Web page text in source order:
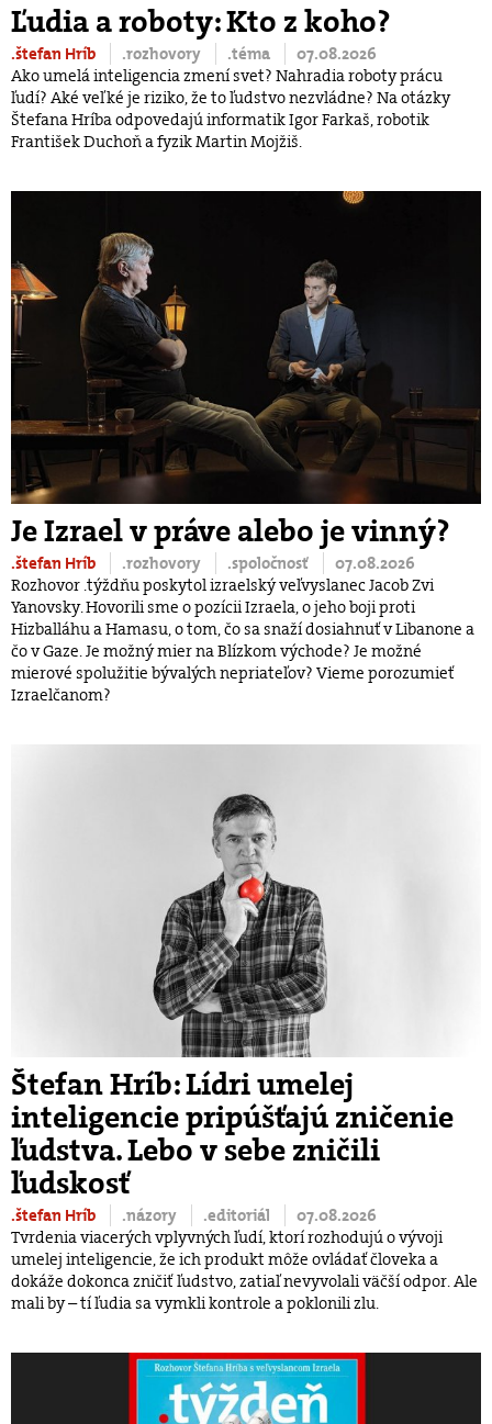
Ľudia a roboty: Kto z koho?
.štefan Hríb .rozhovory .téma
07.08.2026
Ako umelá inteligencia zmení svet? Nahradia roboty prácu
ľudí? Aké veľké je riziko, že to ľudstvo nezvládne? Na otázky
Štefana Hríba odpovedajú informatik Igor Farkaš, robotik
František Duchoň a fyzik Martin Mojžiš.
Je Izrael v práve alebo je vinný?
.štefan Hríb .rozhovory .spoločnosť
07.08.2026
Rozhovor .týždňu poskytol izraelský veľvyslanec Jacob Zvi
Yanovsky. Hovorili sme o pozícii Izraela, o jeho boji proti
Hizballáhu a Hamasu, o tom, čo sa snaží dosiahnuť v Libanone a
čo v Gaze. Je možný mier na Blízkom východe? Je možné
mierové spolužitie bývalých nepriateľov? Vieme porozumieť
Izraelčanom?
Štefan Hríb: Lídri umelej
inteligencie pripúšťajú zničenie
ľudstva. Lebo v sebe zničili
ľudskosť
.štefan Hríb .názory .editoriál
07.08.2026
Tvrdenia viacerých vplyvných ľudí, ktorí rozhodujú o vývoji
umelej inteligencie, že ich produkt môže ovládať človeka a
dokáže dokonca zničiť ľudstvo, zatiaľ nevyvolali väčší odpor. Ale
mali by – tí ľudia sa vymkli kontrole a poklonili zlu.